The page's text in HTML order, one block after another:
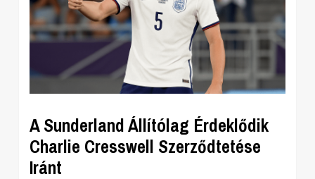
A Sunderland Állítólag Érdeklődik
Charlie Cresswell Szerződtetése
Iránt